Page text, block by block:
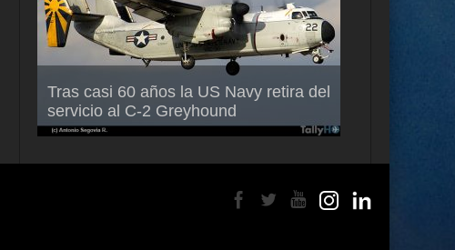
Tras casi 60 años la US Navy retira del
servicio al C-2 Greyhound
Air France-KLM anuncia a Guilhem
Mallet como nuevo Director General
para América Latina